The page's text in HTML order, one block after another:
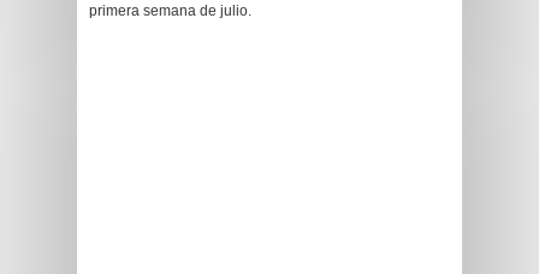
primera semana de julio.